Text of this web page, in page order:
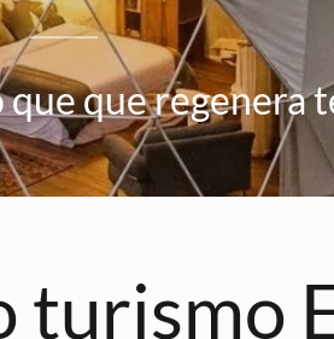
que que regenera
turismo